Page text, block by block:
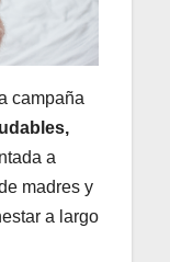
campaña
a
madres y
a largo